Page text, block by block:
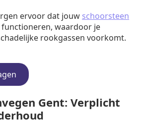
ervoor dat jouw schoorsteen
waardoor je
rookgassen voorkomt.
Gent: Verplicht